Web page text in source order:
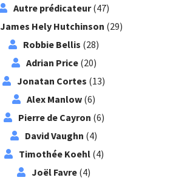
Autre prédicateur(47)
James Hely Hutchinson (29)
Robbie Bellis (28)
Adrian Price(20)
Jonatan Cortes (13)
Alex Manlow (6)
Pierre de Cayron (6)
David Vaughn (4)
Timothée Koehl(4)
Joël Favre (4)